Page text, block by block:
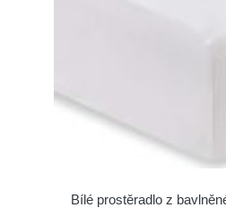
Bílé prostěradlo z